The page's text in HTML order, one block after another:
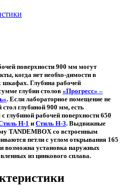
поверхности 900 мм могут
когда нет необхо-димости в
шкафах. Глубина рабочей
глубин столов «Прогресс» –
. Если лабораторное помещение не
стол глубиной 900 мм, есть
глубиной рабочей поверхности 650
Н-1 и Стиль Н-3. Выдвижные
TANDEMBOX со встроенным
петли с углом открывания 165
возможна установка наружных
из цинкового сплава.